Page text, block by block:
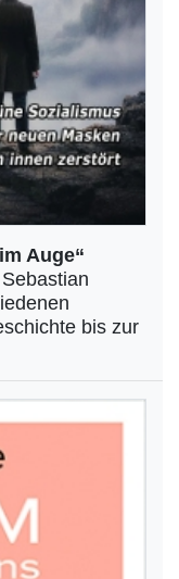
Auge“
bis zur